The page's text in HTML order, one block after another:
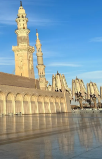
مطبخ سيدتي
مقالات الرأي
ستايل
تقارير
عروس سيدتي